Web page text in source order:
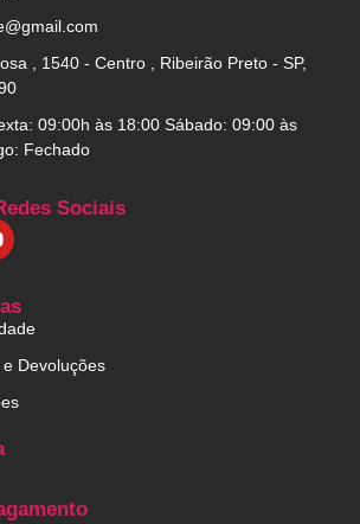
, 1540 - Centro , Ribeirão Preto - SP,
09:00h às 18:00 Sábado: 09:00 às
Fechado
Sociais
Devoluções